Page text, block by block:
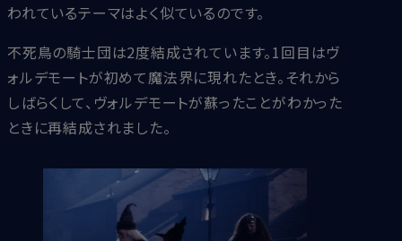
われているテーマはよく似ているのです。
不死鳥の騎士団は2度結成されています。1回目はヴ
ォルデモートが初めて魔法界に現れたとき。それから
しばらくして、ヴォルデモートが蘇ったことがわかった
ときに再結成されました。